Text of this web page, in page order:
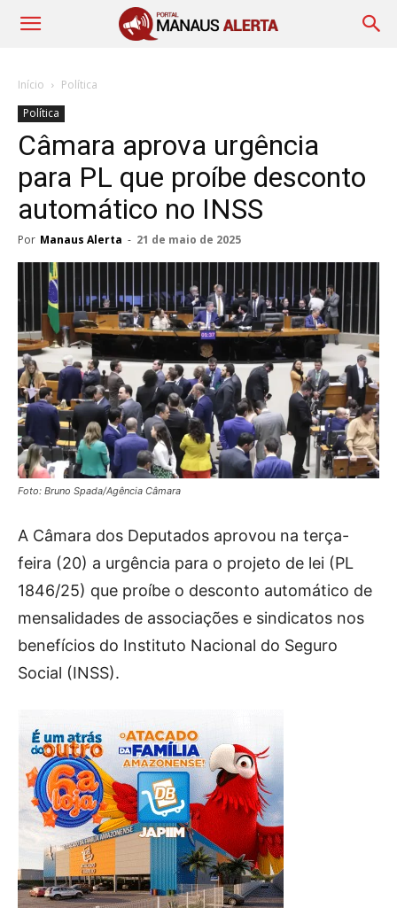
Início
Política
Política
Câmara aprova urgência
para PL que proíbe desconto
automático no INSS
Por Manaus Alerta - 21 de maio de 2025
Foto: Bruno Spada/Agência Câmara
A Câmara dos Deputados aprovou na terça-
feira (20) a urgência para o projeto de lei (PL
1846/25) que proíbe o desconto automático de
mensalidades de associações e sindicatos nos
benefícios do Instituto Nacional do Seguro
Social (INSS).